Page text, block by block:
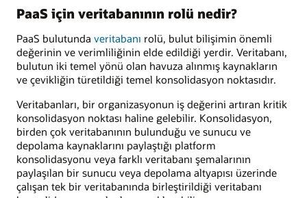
PaaS için veritabanının rolü nedir?
PaaS bulutunda veritabanı rolü, bulut bilişimin önemli
değerinin ve verimliliğinin elde edildiği yerdir. Veritabanı,
bulutun iki temel yönü olan havuza alınmış kaynakların
ve çevikliğin türetildiği temel konsolidasyon noktasıdır.
Veritabanları, bir organizasyonun iş değerini artıran kritik
konsolidasyon noktası haline gelebilir. Konsolidasyon,
birden çok veritabanının bulunduğu ve sunucu ve
depolama kaynaklarını paylaştığı platform
konsolidasyonu veya farklı veritabanı şemalarının
paylaşılan bir sunucu veya depolama altyapısı üzerinde
çalışan tek bir veritabanında birleştirildiği veritabanı